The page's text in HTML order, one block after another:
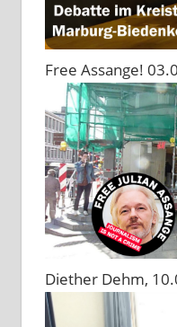
Free Assange!
Diether Dehm,